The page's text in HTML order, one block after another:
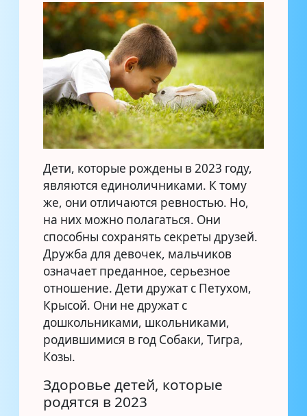
Дети, которые рождены в 2023 году,
являются единоличниками. К тому
же, они отличаются ревностью. Но,
на них можно полагаться. Они
способны сохранять секреты друзей.
Дружба для девочек, мальчиков
означает преданное, серьезное
отношение. Дети дружат с Петухом,
Крысой. Они не дружат с
дошкольниками, школьниками,
родившимися в год Собаки, Тигра,
Козы.
Здоровье детей, которые
родятся в 2023